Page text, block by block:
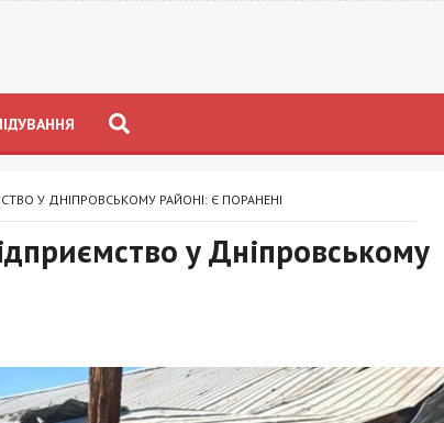
У ДНІПРОВСЬКОМУ РАЙОНІ: Є ПОРАНЕНІ
у Дніпровському